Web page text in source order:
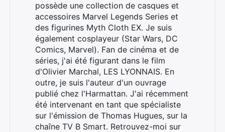
possède une collection de casques et
accessoires Marvel Legends Series et
des figurines Myth Cloth EX. Je suis
également cosplayeur (Star Wars, DC
Comics, Marvel). Fan de cinéma et de
séries, j'ai été figurant dans le film
d'Olivier Marchal, LES LYONNAIS. En
outre, je suis l'auteur d'un ouvrage
publié chez l'Harmattan. J'ai récemment
été intervenant en tant que spécialiste
sur l'émission de Thomas Hugues, sur la
chaîne TV B Smart. Retrouvez-moi sur